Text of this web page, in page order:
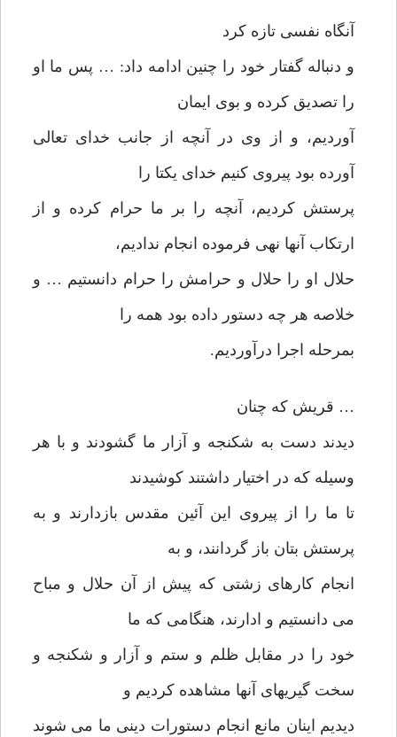
آنگاه نفسی تازه کرد
و دنباله گفتار خود را چنین ادامه داد: … پس ما او
را تصدیق کرده و بوی ایمان
آوردیم، و از وی در آنچه از جانب خدای تعالی
آورده بود پیروی کنیم خدای یکتا را
پرستش کردیم، آنچه را بر ما حرام کرده و از
ارتکاب آنها نهی فرموده انجام ندادیم،
حلال او را حلال و حرامش را حرام دانستیم … و
خلاصه هر چه دستور داده بود همه را
بمرحله اجرا درآوردیم.
… قریش که چنان
دیدند دست به شکنجه و آزار ما گشودند و با هر
وسیله که در اختیار داشتند کوشیدند
تا ما را از پیروی این آئین مقدس بازدارند و به
پرستش بتان باز گردانند، و به
انجام کارهای زشتی که پیش از آن حلال و مباح
می دانستیم و ادارند، هنگامی که ما
خود را در مقابل ظلم و ستم و آزار و شکنجه و
سخت گیریهای آنها مشاهده کردیم و
دیدیم اینان مانع انجام دستورات دینی ما می شوند